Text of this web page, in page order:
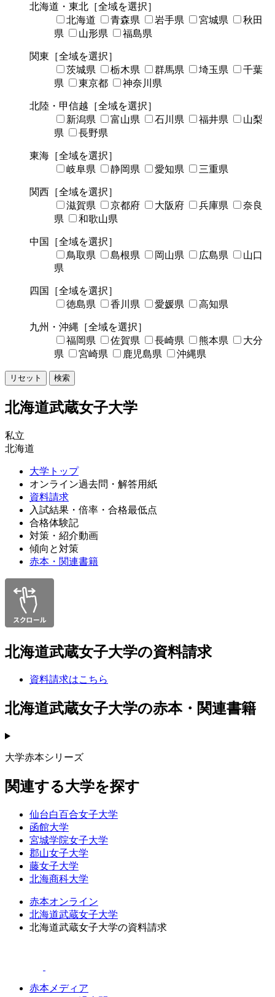
北海道・東北 ［全域を選択］
北海道
青森県 岩手県 宮城県
秋田
県
山形県 福島県
関東 ［全域を選択］
茨城県
栃木県 群馬県 埼玉県
千葉
県
東京都 神奈川県
北陸・甲信越 ［全域を選択］
新潟県
富山県 石川県 福井県
山梨
県
長野県
東海 ［全域を選択］
岐阜県
静岡県 愛知県 三重県
関西 ［全域を選択］
滋賀県
京都府 大阪府 兵庫県
奈良
県
和歌山県
中国
［全域を選択］
鳥取県
島根県 岡山県 広島県
山口
県
四国
［全域を選択］
徳島県
香川県 愛媛県 高知県
九州・沖縄 ［全域を選択］
福岡県
佐賀県 長崎県 熊本県
大分
県
宮崎県 鹿児島県 沖縄県
リセット 検索
北海道武蔵女子大学
私立
北海道
大学トップ
オンライン過去問・解答用紙
資料請求
入試結果・倍率・合格最低点
合格体験記
対策・紹介動画
傾向と対策
赤本・関連書籍
北海道武蔵女子大学の資料請求
資料請求はこちら
北海道武蔵女子大学の赤本・関連書籍
大学赤本シリーズ
関連する大学を探す
仙台白百合女子大学
函館大学
宮城学院女子大学
郡山女子大学
藤女子大学
北海商科大学
赤本オンライン
北海道武蔵女子大学
北海道武蔵女子大学の資料請求
赤本メディア